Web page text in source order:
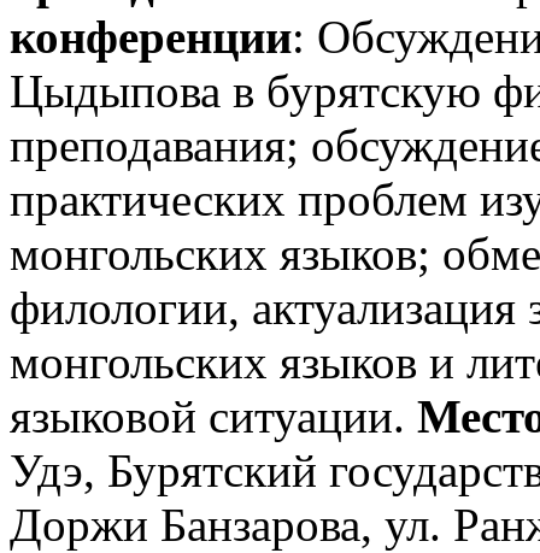
конференции:
Цыдыпова в бурятскую
преподавания;
практических проблем
монгольских языков;
филологии, актуализация
монгольских языков и
языковой ситуации.
Удэ, Бурятский
Доржи Банзарова, ул.